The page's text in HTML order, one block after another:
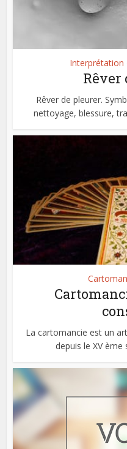
Interprétation
Rêver
Rêver de pleurer.
nettoyage, blessure,
La cartomancie est un
depuis le XV ème